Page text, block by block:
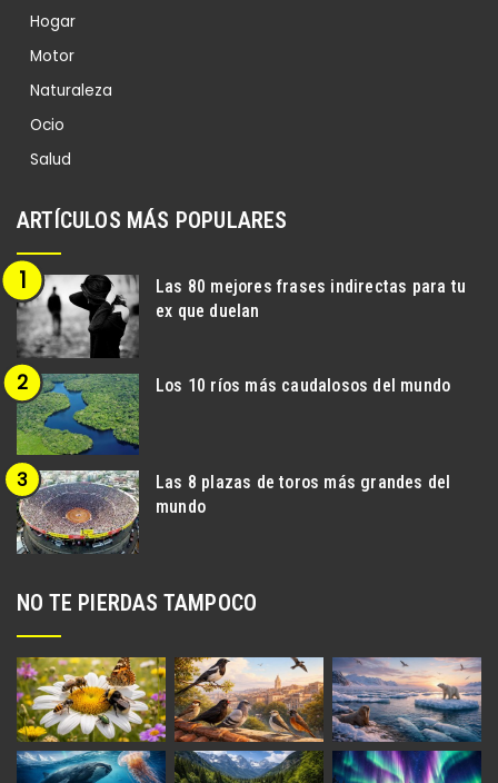
Hogar
Motor
Naturaleza
Ocio
Salud
ARTÍCULOS MÁS POPULARES
Las 80 mejores frases indirectas para tu
ex que duelan
Los 10 ríos más caudalosos del mundo
Las 8 plazas de toros más grandes del
mundo
NO TE PIERDAS TAMPOCO